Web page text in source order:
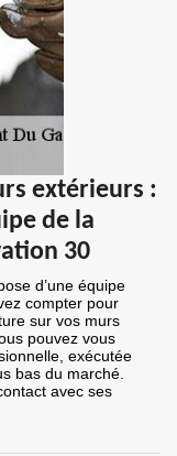
extérieurs :
de la
30
d’une équipe
compter pour
sur vos murs
pouvez vous
exécutée
bas du marché.
avec ses